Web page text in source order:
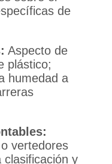
de
Aspecto de
plástico;
humedad a
vertedores
clasificación y